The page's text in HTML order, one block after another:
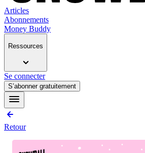
Articles
Abonnements
Money Buddy
Ressources
Se connecter
S’abonner gratuitement
Retour